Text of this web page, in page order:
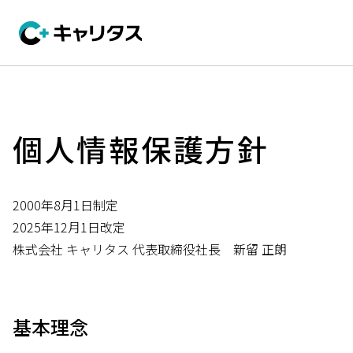
個人情報保護方針
2000年8月1日制定
2025年12月1日改定
株式会社 キャリタス 代表取締役社長 新留 正朗
基本理念